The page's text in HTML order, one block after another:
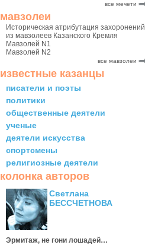
все мечети
мавзолеи
Историческая атрибутация захоронений
из мавзолеев Казанского Кремля
Мавзолей N1
Мавзолей N2
все мавзолеи
известные казанцы
писатели и поэты
политики
общественные деятели
ученые
деятели искусства
спортсмены
религиозные деятели
колонка авторов
Светлана
БЕССЧЕТНОВА
Эрмитаж, не гони лошадей…